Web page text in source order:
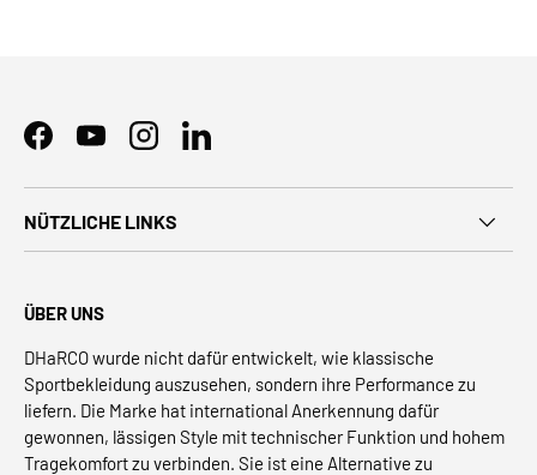
FacebookYouTubeInstagramLinkedIn
NÜTZLICHE LINKS
ÜBER UNS
DHaRCO wurde nicht dafür entwickelt, wie klassische
Sportbekleidung auszusehen, sondern ihre Performance zu
liefern. Die Marke hat international Anerkennung dafür
gewonnen, lässigen Style mit technischer Funktion und hohem
Tragekomfort zu verbinden. Sie ist eine Alternative zu